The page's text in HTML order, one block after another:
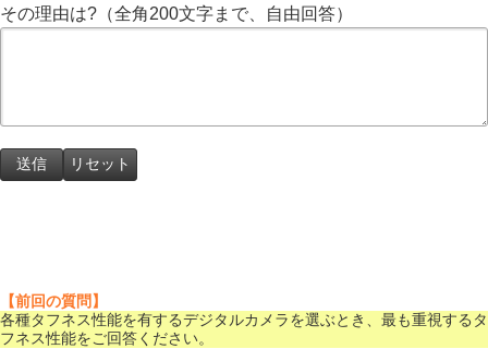
その理由は?（全角200文字まで、自由回答）
【前回の質問】
各種タフネス性能を有するデジタルカメラを選ぶとき、最も重視するタ
フネス性能をご回答ください。